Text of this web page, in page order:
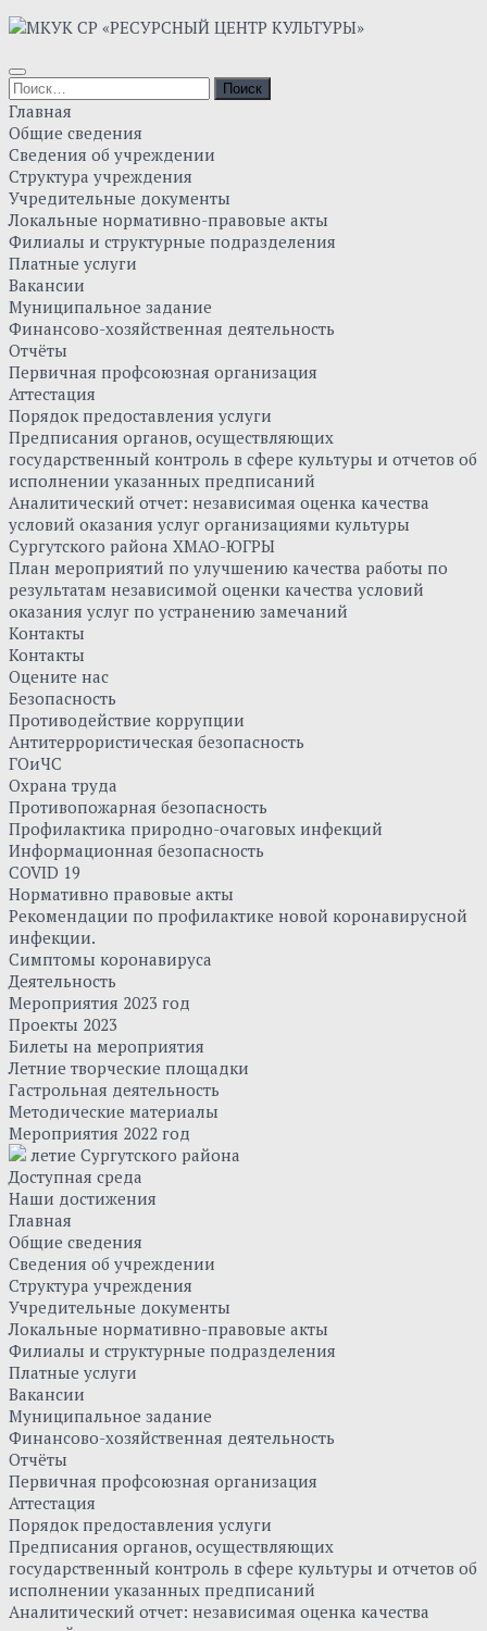
Skip
content
Найти:
Главная
Общие сведения
Сведения об учреждении
Структура учреждения
Учредительные документы
Локальные нормативно-правовые акты
Филиалы и структурные подразделения
Платные услуги
Вакансии
Муниципальное задание
Финансово-хозяйственная деятельность
Отчёты
Первичная профсоюзная организация
Аттестация
Порядок предоставления услуги
Предписания органов, осуществляющих
государственный контроль в сфере культуры и отчетов об
исполнении указанных предписаний
Аналитический отчет: независимая оценка качества
условий оказания услуг организациями культуры
Сургутского района ХМАО-ЮГРЫ
План мероприятий по улучшению качества работы по
результатам независимой оценки качества условий
оказания услуг по устранению замечаний
Контакты
Контакты
Оцените нас
Безопасность
Противодействие коррупции
Антитеррористическая безопасность
ГОиЧС
Охрана труда
Противопожарная безопасность
Профилактика природно-очаговых инфекций
Информационная безопасность
COVID 19
Нормативно правовые акты
Рекомендации по профилактике новой коронавирусной
инфекции.
Симптомы коронавируса
Деятельность
Мероприятия 2023 год
Проекты 2023
Билеты на мероприятия
Летние творческие площадки
Гастрольная деятельность
Методические материалы
Мероприятия 2022 год
летие Сургутского района
Доступная среда
Наши достижения
Главная
Общие сведения
Сведения об учреждении
Структура учреждения
Учредительные документы
Локальные нормативно-правовые акты
Филиалы и структурные подразделения
Платные услуги
Вакансии
Муниципальное задание
Финансово-хозяйственная деятельность
Отчёты
Первичная профсоюзная организация
Аттестация
Порядок предоставления услуги
Предписания органов, осуществляющих
государственный контроль в сфере культуры и отчетов об
исполнении указанных предписаний
Аналитический отчет: независимая оценка качества